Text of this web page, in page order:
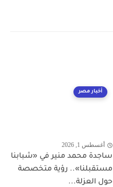
أخبار مصر
أغسطس 1, 2026
ساجدة محمد منير في «شبابنا
مستقبلنا».. رؤية متخصصة
حول العزلة...